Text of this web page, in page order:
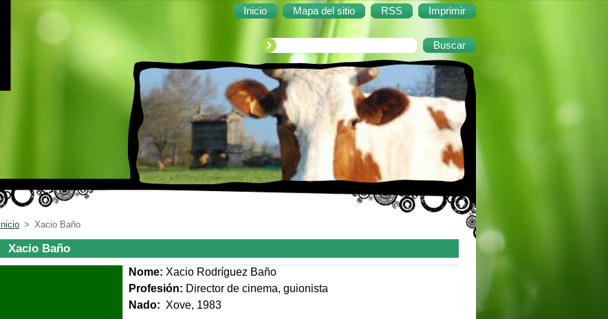
Inicio Mapa del sitio RSS Imprimir
Inicio > Xacio Baño
Xacio Baño
Nome: Xacio Rodríguez Baño
Profesión: Director de cinema, guionista
Nado: Xove, 1983